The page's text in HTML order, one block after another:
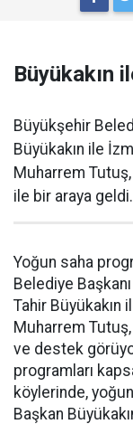
Büyükakın
Büyükşehir
Büyükakın ile
Muharrem
ile bir araya geldi.
Yoğun saha
Belediye
Tahir Büyükakın
Muharrem
ve destek
programları
köylerinde,
Başkan